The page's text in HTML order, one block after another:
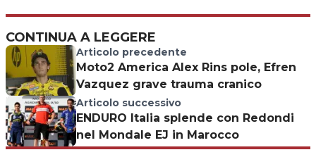
CONTINUA A LEGGERE
Articolo precedente
Moto2 America Alex Rins pole, Efren
Vazquez grave trauma cranico
Articolo successivo
ENDURO Italia splende con Redondi
nel Mondale EJ in Marocco